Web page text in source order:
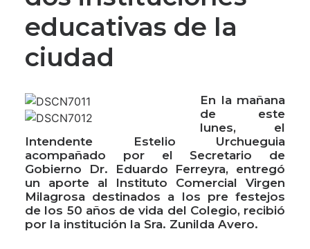
PARQUE INDUSTRIAL
RECAUDACIONES
educativas de la
ciudad
En la mañana
de este
lunes, el
Intendente Estelio Urchueguia
acompañado por el Secretario de
Gobierno Dr. Eduardo Ferreyra, entregó
un aporte al Instituto Comercial Virgen
Milagrosa destinados a los pre festejos
de los 50 años de vida del Colegio, recibió
por la institución la Sra. Zunilda Avero.